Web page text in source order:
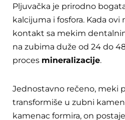
Pljuvačka je prirodno
kalcijuma i fosfora. Kada
kontakt sa mekim
na zubima duže od 24 do
proces mineralizacije.
Jednostavno rečeno, meki
transformiše u zubni
kamenac formira, on